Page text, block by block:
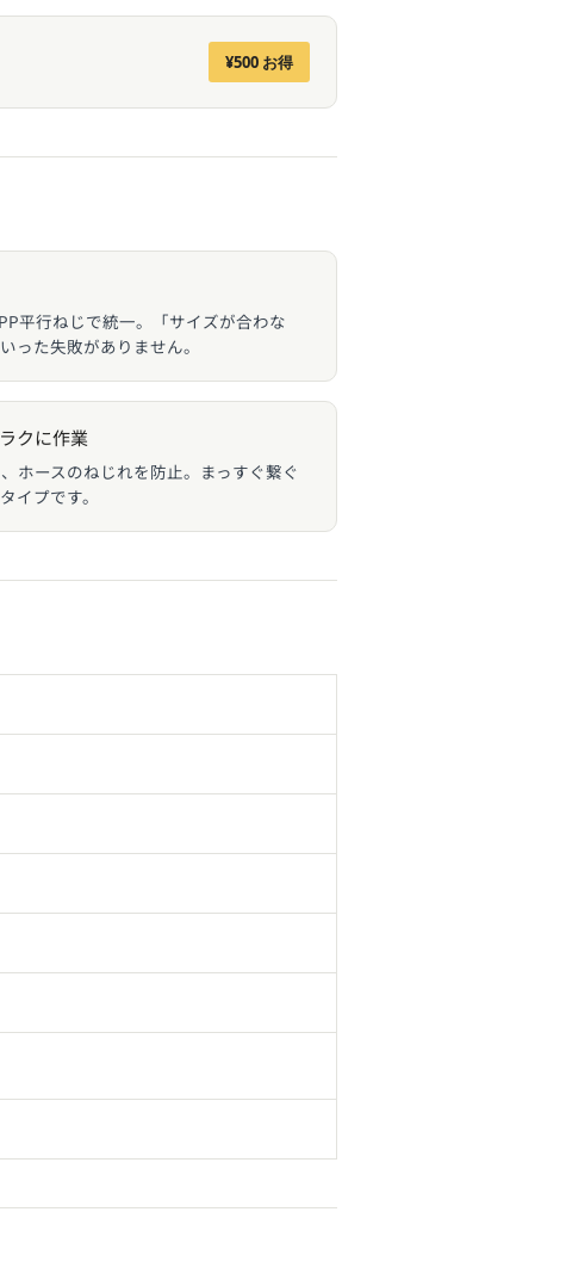
¥500 お得
平行ねじで統一。「サイズが合わな
った失敗がありません。
クに作業
ホースのねじれを防止。まっすぐ繋ぐ
イプです。